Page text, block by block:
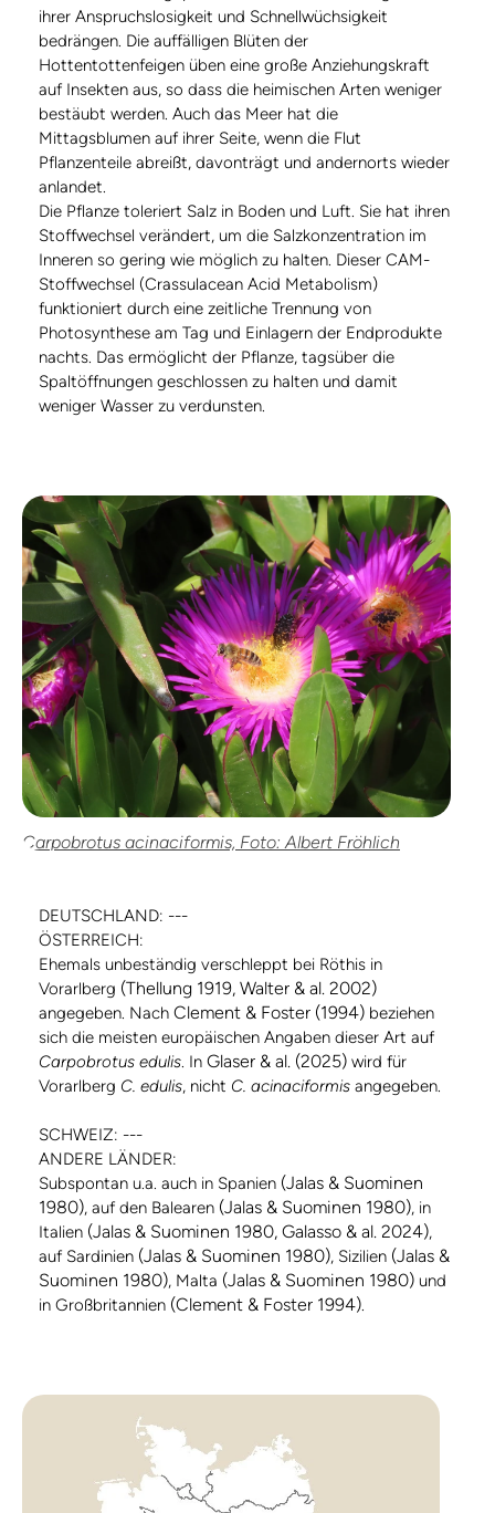
ihrer Anspruchslosigkeit und Schnellwüchsigkeit
bedrängen. Die auffälligen Blüten der
Hottentottenfeigen üben eine große Anziehungskraft
auf Insekten aus, so dass die heimischen Arten weniger
bestäubt werden. Auch das Meer hat die
Mittagsblumen auf ihrer Seite, wenn die Flut
Pflanzenteile abreißt, davonträgt und andernorts wieder
anlandet.
Die Pflanze toleriert Salz in Boden und Luft. Sie hat ihren
Stoffwechsel verändert, um die Salzkonzentration im
Inneren so gering wie möglich zu halten. Dieser CAM-
Stoffwechsel (Crassulacean Acid Metabolism)
funktioniert durch eine zeitliche Trennung von
Photosynthese am Tag und Einlagern der Endprodukte
nachts. Das ermöglicht der Pflanze, tagsüber die
Spaltöffnungen geschlossen zu halten und damit
weniger Wasser zu verdunsten.
Carpobrotus acinaciformis, Foto: Albert Fröhlich
DEUTSCHLAND: ---
ÖSTERREICH:
Ehemals unbeständig verschleppt bei Röthis in
Vorarlberg (Thellung 1919, Walter & al. 2002)
angegeben. Nach Clement & Foster (1994) beziehen
sich die meisten europäischen Angaben dieser Art auf
Carpobrotus edulis. In Glaser & al. (2025) wird für
Vorarlberg C. edulis, nicht C. acinaciformis angegeben.
SCHWEIZ: ---
ANDERE LÄNDER:
Subspontan u.a. auch in Spanien (Jalas & Suominen
1980), auf den Balearen (Jalas & Suominen 1980), in
Italien (Jalas & Suominen 1980, Galasso & al. 2024),
auf Sardinien (Jalas & Suominen 1980), Sizilien (Jalas &
Suominen 1980), Malta (Jalas & Suominen 1980) und
in Großbritannien (Clement & Foster 1994).